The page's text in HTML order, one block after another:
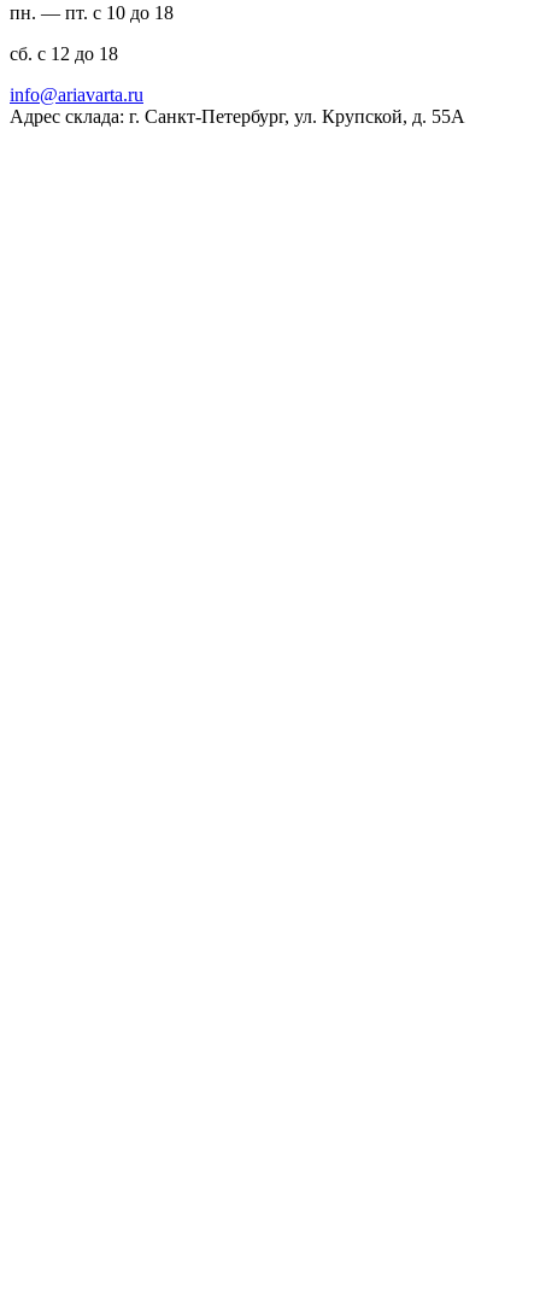
пн. — пт. с 10 до 18
сб. с 12 до 18
ur.atravaira@ofni
Адрес склада: г. Санкт-Петербург, ул. Крупской, д. 55А